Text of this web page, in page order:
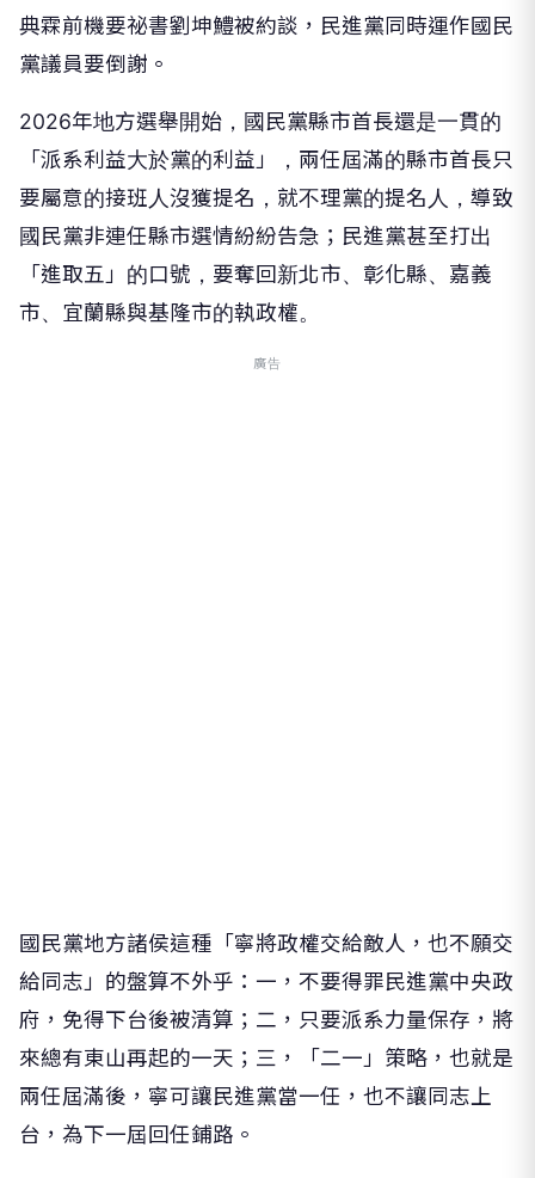
典霖前機要祕書劉坤鱧被約談，民進黨同時運作國民
黨議員要倒謝。
2026年地方選舉開始，國民黨縣市首長還是一貫的
「派系利益大於黨的利益」，兩任屆滿的縣市首長只
要屬意的接班人沒獲提名，就不理黨的提名人，導致
國民黨非連任縣市選情紛紛告急；民進黨甚至打出
「進取五」的口號，要奪回新北市、彰化縣、嘉義
市、宜蘭縣與基隆市的執政權。
廣告
國民黨地方諸侯這種「寧將政權交給敵人，也不願交
給同志」的盤算不外乎：一，不要得罪民進黨中央政
府，免得下台後被清算；二，只要派系力量保存，將
來總有東山再起的一天；三，「二一」策略，也就是
兩任屆滿後，寧可讓民進黨當一任，也不讓同志上
台，為下一屆回任鋪路。